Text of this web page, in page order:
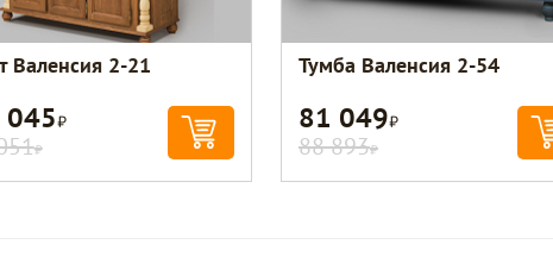
Валенсия 2-21
Р
Р
Тумба Валенсия 2-54
81 049Р
88 893Р